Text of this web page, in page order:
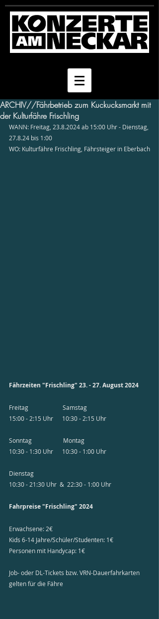
ARCHIV//Fährbetrieb zum Kuckucksmarkt mit
der Kulturfähre Frischling
WANN: Freitag, 23.8.2024 ab 15:00 Uhr - Dienstag,
27.8.24 bis 1:00
WO: Kulturfähre Frischling, Fährsteiger in Eberbach
Fährzeiten "Frischling" 23. - 27. August 2024
Freitag                       Samstag
15:00 - 2:15 Uhr      10:30 - 2:15 Uhr
Sonntag                     Montag
10:30 - 1:30 Uhr      10:30 - 1:00 Uhr
Dienstag
10:30 - 21:30 Uhr  &  22:30 - 1:00 Uhr
Fahrpreise "Frischling" 2024​
Erwachsene: 2€
Kids 6-14 Jahre/Schüler/Studenten: 1€
Personen mit Handycap: 1€
Job- oder DL-Tickets bzw. VRN-Dauerfahrkarten
gelten für die Fähre